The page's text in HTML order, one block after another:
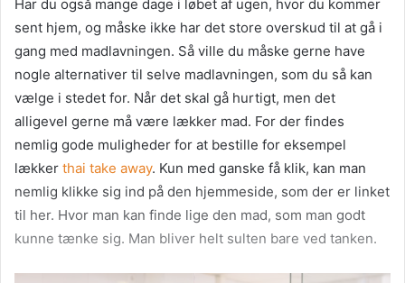
Har du også mange dage i løbet af ugen, hvor du kommer
sent hjem, og måske ikke har det store overskud til at gå i
gang med madlavningen. Så ville du måske gerne have
nogle alternativer til selve madlavningen, som du så kan
vælge i stedet for. Når det skal gå hurtigt, men det
alligevel gerne må være lækker mad. For der findes
nemlig gode muligheder for at bestille for eksempel
lækker thai take away. Kun med ganske få klik, kan man
nemlig klikke sig ind på den hjemmeside, som der er linket
til her. Hvor man kan finde lige den mad, som man godt
kunne tænke sig. Man bliver helt sulten bare ved tanken.